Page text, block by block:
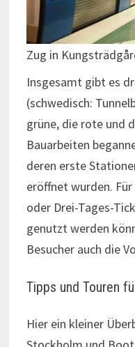
Zug in
Insgesamt gibt es
(schwedisch:
grüne, die rote und
Bauarbeiten
deren erste
eröffnet wurden.
oder Drei-Tages-
genutzt werden
Besucher auch die
Tipps und Touren
Hier ein kleiner